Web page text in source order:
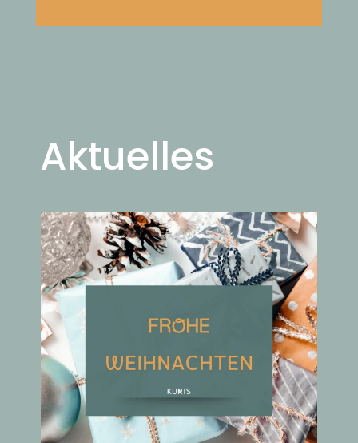
Aktuelles
✨ Frohe Weihnachten ✨
Ein Jahr voller Ideen, Projekte und gemeinsamer Wege
Danke für euer Vertrauen, eure Kreativität und die
inspirierende Zusammenarbeit.
Wir wünschen euch besinnliche Feiertage, Zeit für das
Wesentliche
und einen großartigen Start ins neue Jahr.
Euer kurismedia Team